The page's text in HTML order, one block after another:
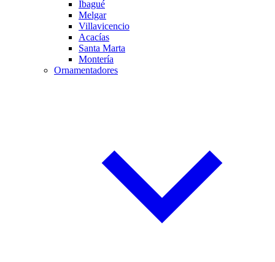
Ibagué
Melgar
Villavicencio
Acacías
Santa Marta
Montería
Ornamentadores